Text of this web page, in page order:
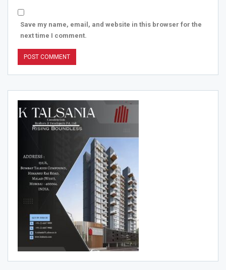
Save my name, email, and website in this browser for the
next time I comment.